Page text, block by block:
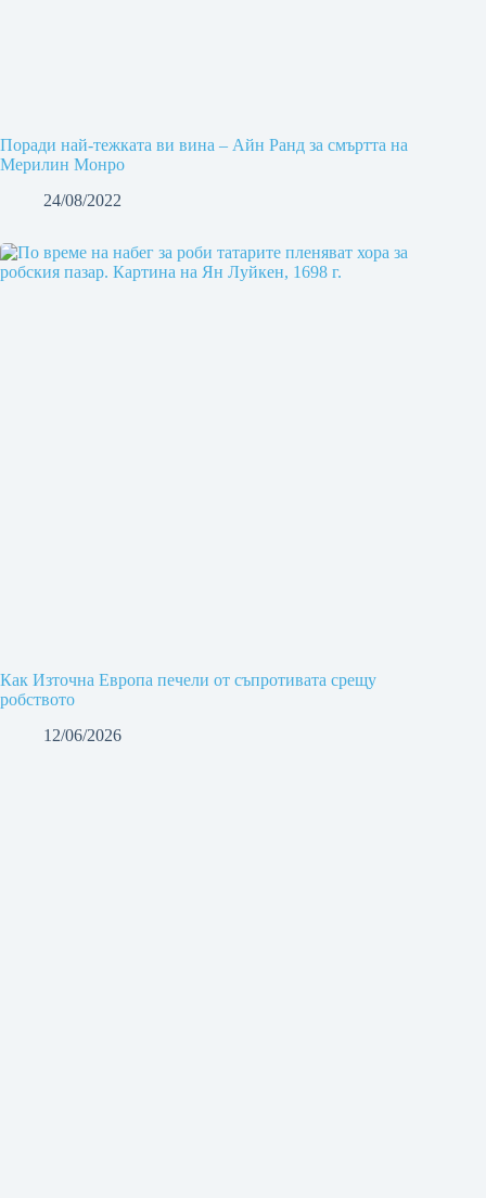
Поради най-тежката ви вина – Айн Ранд за смъртта на
Мерилин Монро
24/08/2022
Как Източна Европа печели от съпротивата срещу
робството
12/06/2026